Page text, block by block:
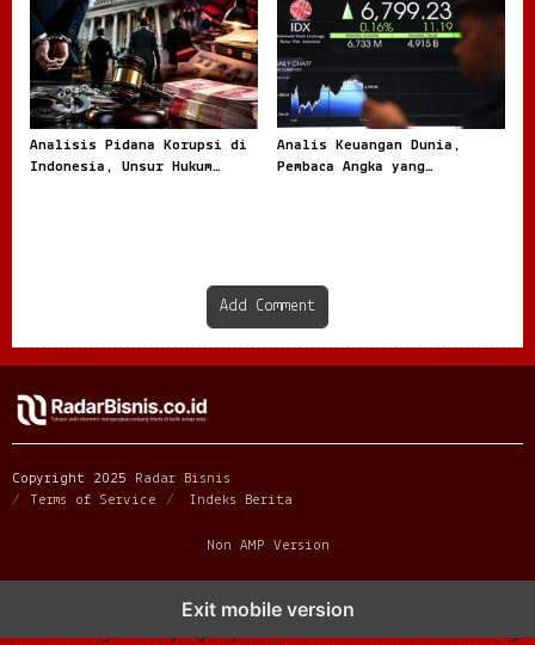
Analisis Pidana Korupsi di
Indonesia, Unsur Hukum
Analis Keuangan Dunia,
Pembaca Angka yang
Add Comment
Copyright 2025
Radar Bisnis
Terms of Service
Indeks Berita
Non AMP Version
Exit mobile version
fenomena mahjong ways muncul bersama pergeseran
kebiasaan digitalmahjong ways menemukan momentum baru di tengah